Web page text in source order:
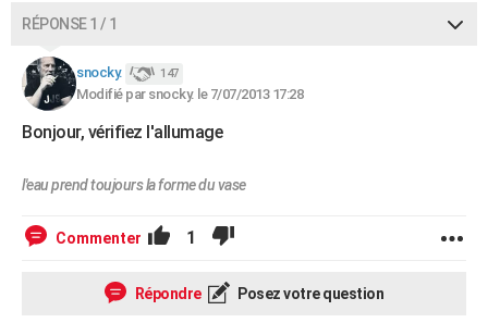
Dictionnaire
Biographies
Citations
Expressions
Proverbes
PROGRAMME TV
COPAINS D'AVANT
S'inscrire
Se connecter
Lycées
Collèges
Primaires
Universités
Entreprises
Service militaire
Avis de recherche
RÉPONSE 1 / 1
snocky. 147
Modifié par snocky. le 7/07/2013 17:28
Bonjour, vérifiez l'allumage
l'eau prend toujours la forme du vase
Commenter 1
Répondre Posez votre question